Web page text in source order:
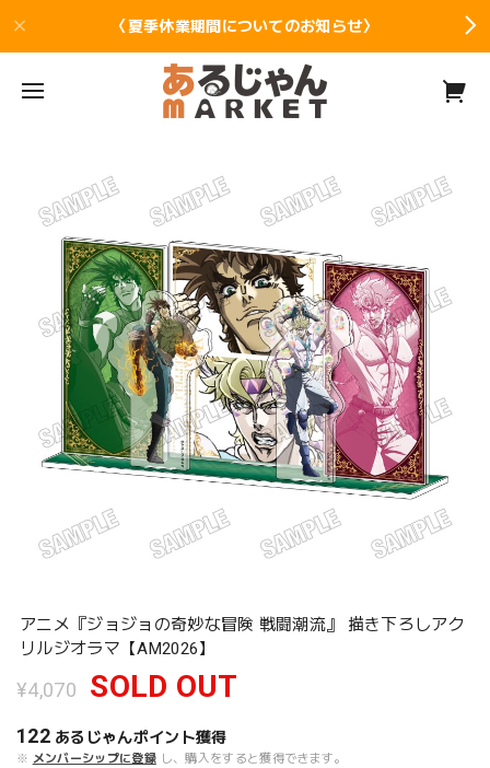
〈夏季休業期間についてのお知らせ〉
アニメ『ジョジョの奇妙な冒険 戦闘潮流』 描き下ろしアク
リルジオラマ【AM2026】
¥4,070 SOLD OUT
122 あるじゃんポイント獲得
※ メンバーシップに登録 し、購入をすると獲得できます。